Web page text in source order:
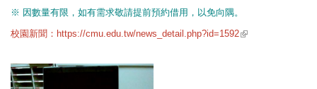
※ 因數量有限，如有需求敬請提前預約借用，以免向隅。
校園新聞： https://cmu.edu.tw/news_detail.php?id=1592
(link is external)